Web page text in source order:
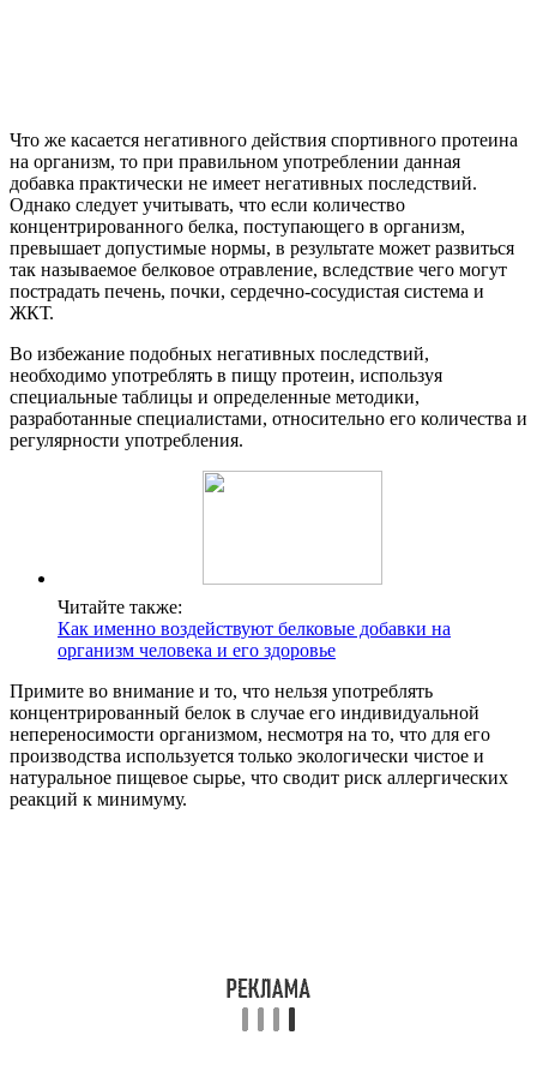
Что же касается негативного действия спортивного протеина
на организм, то при правильном употреблении данная
добавка практически не имеет негативных последствий.
Однако следует учитывать, что если количество
концентрированного белка, поступающего в организм,
превышает допустимые нормы, в результате может развиться
так называемое белковое отравление, вследствие чего могут
пострадать печень, почки, сердечно-сосудистая система и
ЖКТ.
Во избежание подобных негативных последствий,
необходимо употреблять в пищу протеин, используя
специальные таблицы и определенные методики,
разработанные специалистами, относительно его количества и
регулярности употребления.
Читайте также:
Как именно воздействуют белковые добавки на
организм человека и его здоровье
Примите во внимание и то, что нельзя употреблять
концентрированный белок в случае его индивидуальной
непереносимости организмом, несмотря на то, что для его
производства используется только экологически чистое и
натуральное пищевое сырье, что сводит риск аллергических
реакций к минимуму.